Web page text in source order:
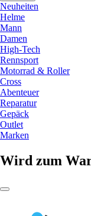
Neuheiten
Helme
Mann
Damen
High-Tech
Rennsport
Motorrad & Roller
Cross
Abenteuer
Reparatur
Gepäck
Outlet
Marken
Wird zum